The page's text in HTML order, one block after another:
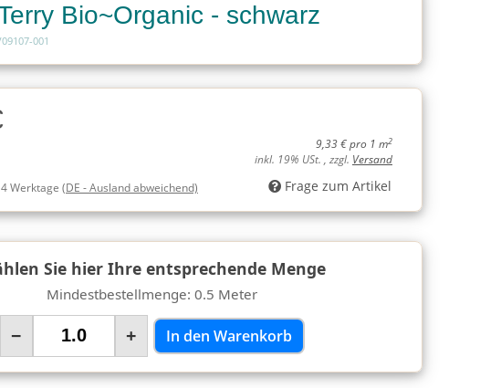
Bio~Organic - schwarz
001
9,33 € pro 1 m2
inkl. 19% USt. , zzgl. Versand
4 Werktage (DE - Ausland abweichend) Frage zum Artikel
Sie hier Ihre entsprechende Menge
Mindestbestellmenge: 0.5 Meter
− + In den Warenkorb